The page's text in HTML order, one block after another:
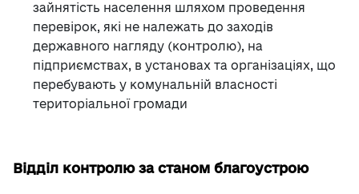
зайнятість населення шляхом проведення
перевірок, які не належать до заходів
державного нагляду (контролю), на
підприємствах, в установах та організаціях, що
перебувають у комунальній власності
територіальної громади
Відділ контролю за станом благоустрою